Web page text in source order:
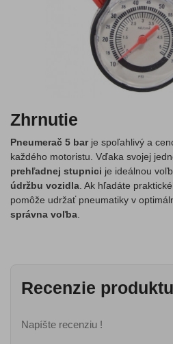
Zhrnutie
Pneumerač 5 barje spoľahlivý a
každého motoristu. Vďaka svojej
prehľadnej stupnici je ideálnou
údržbu vozidla . Ak hľadáte
pomôže udržať pneumatiky v
správna voľba
Recenzie produktu
Napíšte recenziu !